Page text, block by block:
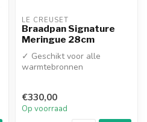
LE CREUSET
Braadpan Signature
Meringue 28cm
✓ Geschikt voor alle
warmtebronnen
€330,00
Op voorraad